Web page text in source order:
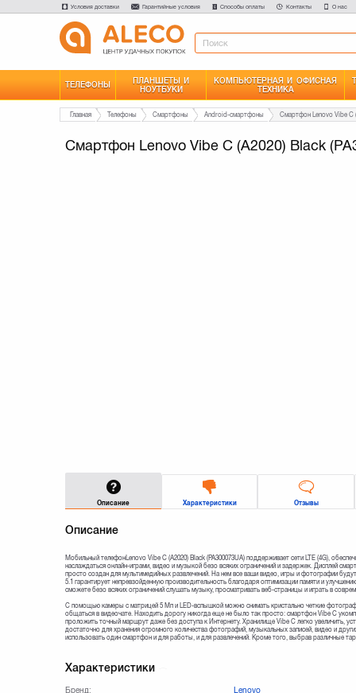
Условия доставки Гарантийные условия Способы оплаты Контакты О нас
ТЕЛЕФОНЫ
ПЛАНШЕТЫ И
НОУТБУКИ
КОМПЬЮТЕРНАЯ И ОФИСНАЯ
ТЕХНИКА
Главная Телефоны Смартфоны Android-смартфоны
Смартфон Lenovo Vibe C (A2020) Black
Описание Характеристики Отзывы
Описание
Мобильный телефонLenovo Vibe C (A2020) Black (PA300073UA) поддерживает сети LTE (4G),
наслаждаться онлайн-играми, видео и музыкой безо всяких ограничений и задержек. Дисплей
просто создан для мультимедийных развлечений. На нем все ваши видео, игры и фотографии
5.1 гарантирует непревзойденную производительность благодаря оптимизации памяти и
сможете безо всяких ограничений слушать музыку, просматривать веб-страницы и играть в
С помощью камеры с матрицей 5 Мп и LED-вспышкой можно снимать кристально четкие
общаться в видеочате. Находить дорогу никогда еще не было так просто: смартфон Vibe C
проложить точный маршрут даже без доступа к Интернету. Хранилище Vibe C легко увеличить,
достаточно для хранения огромного количества фотографий, музыкальных записей, видео и
использовать один смартфон и для работы, и для развлечений. Кроме того, выбрав различные
Характеристики
Бренд:
Lenovo